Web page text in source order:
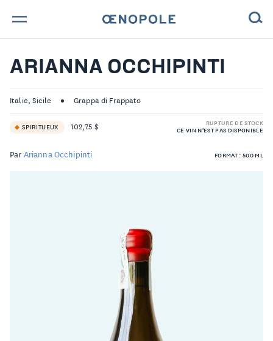
TROUVE TA BOUTEILLE !
NOS ENGAGEMENTS
MAGAZINE
NOS VINS
LISTE DE PRIX RESTAURANTS
POLITIQUE DE CONFIDENTIALITÉ
ARIANNA OCCHIPINTI
Italie, Sicile Grappa di Frappato
SPIRITUEUX 102,75 $
RUPTURE DE STOCK
CE VIN N'EST PAS DISPONIBLE
Par Arianna Occhipinti FORMAT : 500 ML